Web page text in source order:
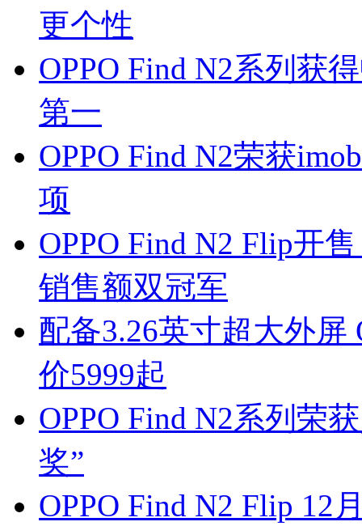
更个性
OPPO Find N2系列获
第一
OPPO Find N2荣获
项
OPPO Find N2 Flip开
销售额双冠军
配备3.26英寸超大外屏
价5999起
OPPO Find N2系列荣
奖”
OPPO Find N2 Flip 12